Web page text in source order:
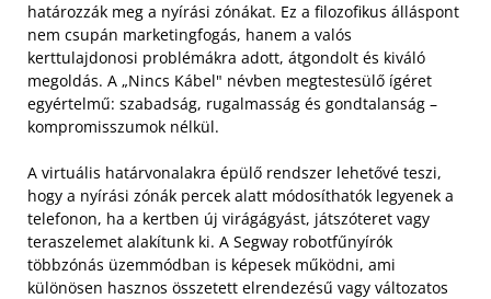
határozzák meg a nyírási zónákat. Ez a filozofikus álláspont
nem csupán marketingfogás, hanem a valós
kerttulajdonosi problémákra adott, átgondolt és kiváló
megoldás. A „Nincs Kábel" névben megtestesülő ígéret
egyértelmű: szabadság, rugalmasság és gondtalanság –
kompromisszumok nélkül.
A virtuális határvonalakra épülő rendszer lehetővé teszi,
hogy a nyírási zónák percek alatt módosíthatók legyenek a
telefonon, ha a kertben új virágágyást, játszóteret vagy
teraszelemet alakítunk ki. A Segway robotfűnyírók
többzónás üzemmódban is képesek működni, ami
különösen hasznos összetett elrendezésű vagy változatos